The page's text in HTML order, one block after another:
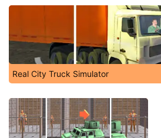
Real City Truck Simulator